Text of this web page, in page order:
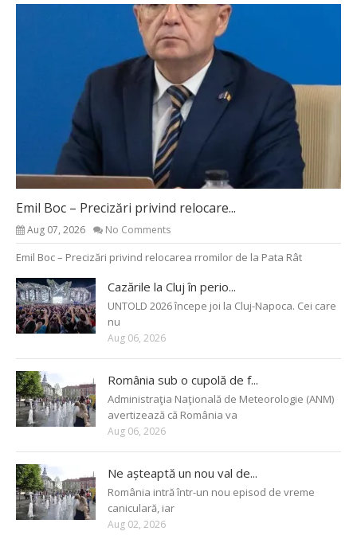
Emil Boc – Precizări privind relocare...
Aug 07, 2026 No Comments
Emil Boc – Precizări privind relocarea rromilor de la Pata Rât
Cazările la Cluj în perio...
UNTOLD 2026 începe joi la Cluj-Napoca. Cei care
nu
Aug 06, 2026
România sub o cupolă de f...
Administraţia Naţională de Meteorologie (ANM)
avertizează că România va
Aug 06, 2026
Ne așteaptă un nou val de...
România intră într-un nou episod de vreme
caniculară, iar
Aug 02, 2026